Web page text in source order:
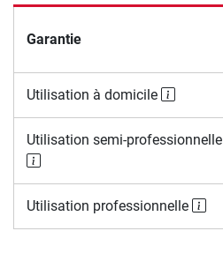
Garantie
Utilisation à domicile
Utilisation semi-professionnelle
Utilisation professionnelle